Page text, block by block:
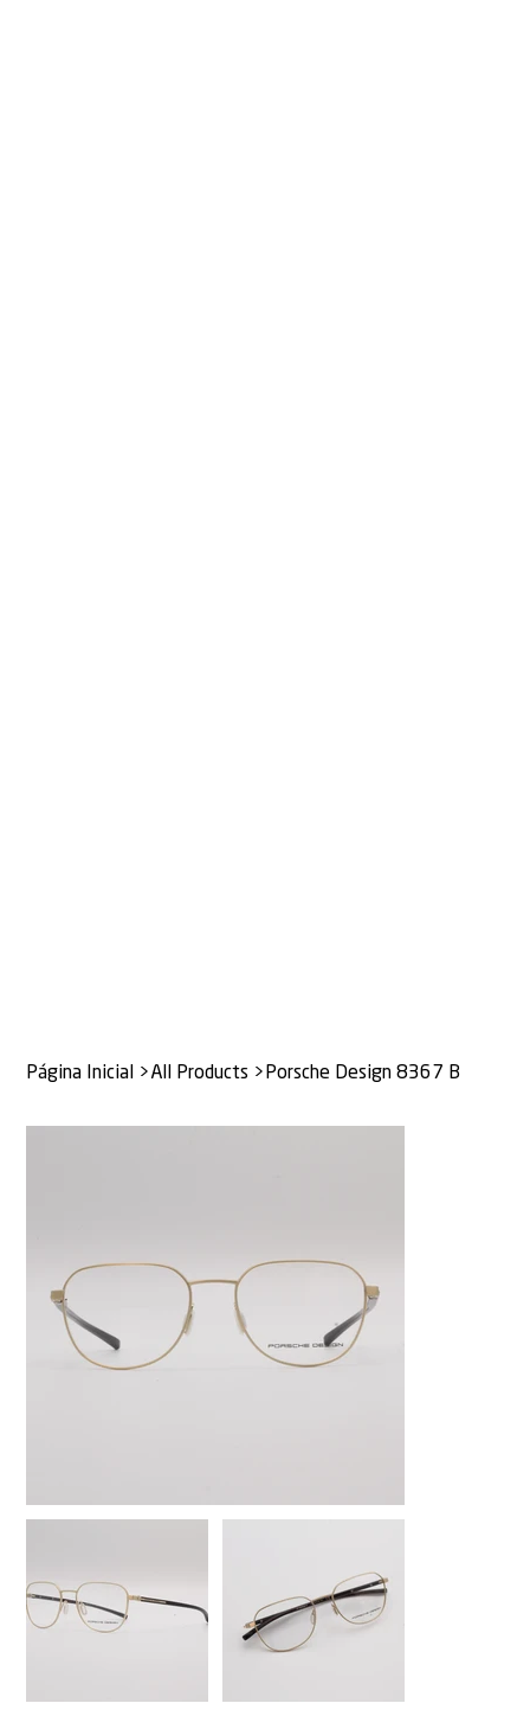
Página Inicial >All Products > Porsche Design 8367 B